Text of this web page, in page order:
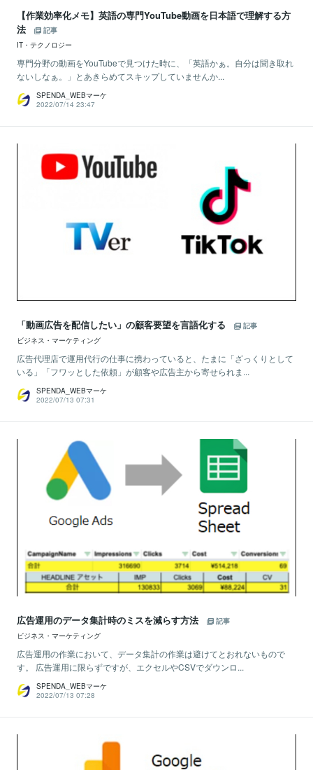
【作業効率化メモ】英語の専門YouTube動画を日本語で理解する方
法
記事
IT・テクノロジー
専門分野の動画をYouTubeで見つけた時に、「英語かぁ。自分は聞き取れ
ないしなぁ。」とあきらめてスキップしていませんか...
SPENDA_WEBマーケ
2022/07/14 23:47
「動画広告を配信したい」の顧客要望を言語化する
記事
ビジネス・マーケティング
広告代理店で運用代行の仕事に携わっていると、たまに「ざっくりとして
いる」「フワッとした依頼」が顧客や広告主から寄せられま...
SPENDA_WEBマーケ
2022/07/13 07:31
広告運用のデータ集計時のミスを減らす方法
記事
ビジネス・マーケティング
広告運用の作業において、データ集計の作業は避けてとおれないもので
す。 広告運用に限らずですが、エクセルやCSVでダウンロ...
SPENDA_WEBマーケ
2022/07/13 07:28